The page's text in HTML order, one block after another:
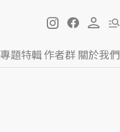
專題特輯作者群關於我們